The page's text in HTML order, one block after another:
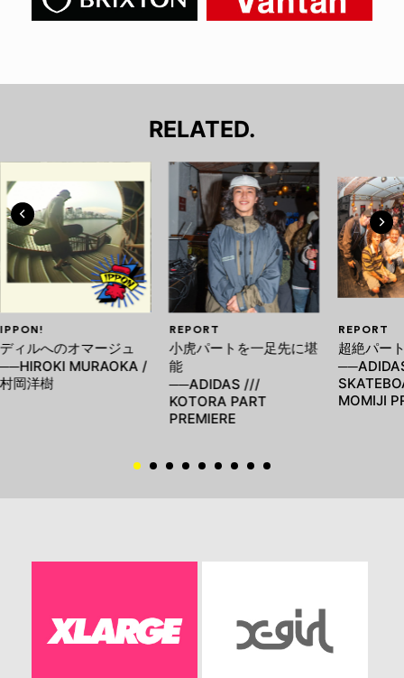
RELATED.
IPPON!
ディルへのオマージュ
──HIROKI MURAOKA /
村岡洋樹
REPORT
小虎パートを一足先に堪
能
──ADIDAS ///
KOTORA PART
PREMIERE
REPORT
超絶パー
MOMIJI